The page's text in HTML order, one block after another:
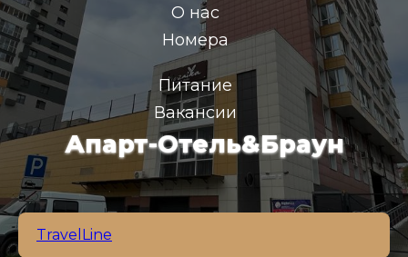
О нас
Номера
Питание
Вакансии
Апарт-Отель&Браун
TravelLine